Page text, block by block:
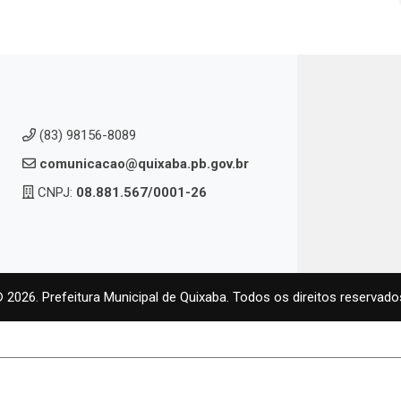
(83) 98156-8089
comunicacao@quixaba.pb.gov.br
CNPJ: 08.881.567/0001-26
2026. Prefeitura Municipal de Quixaba. Todos os direitos